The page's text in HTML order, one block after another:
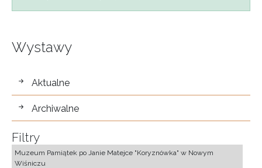
Wystawy
wystawy
Aktualne
Archiwalne
Filtry
Muzeum Pamiątek po Janie Matejce "Koryznówka" w Nowym
Wiśniczu